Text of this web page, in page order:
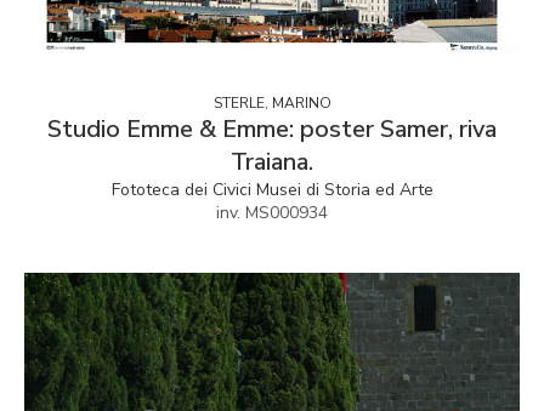
STERLE, MARINO
Studio Emme & Emme: poster Samer, riva
Traiana.
Fototeca dei Civici Musei di Storia ed Arte
inv. MS000934